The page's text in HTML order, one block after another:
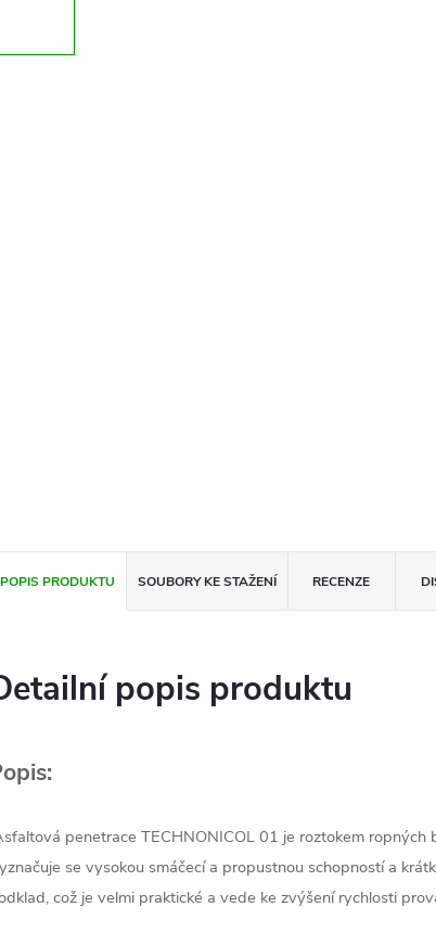
POPIS PRODUKTU SOUBORY KE STAŽENÍ RECENZE
popis produktu
penetrace TECHNONICOL 01 je roztokem
se vysokou smáčecí a propustnou schopností a
což je velmi praktické a vede ke zvýšení rychlosti